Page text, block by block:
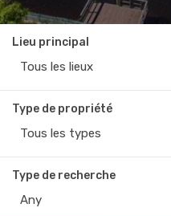
Lieu principal
Tous les lieux
Type de propriété
Tous les types
Type de recherche
Any